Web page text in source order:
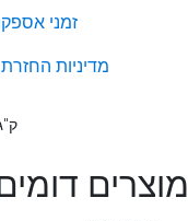
זמני
מדיניות
0.35
מוצרים